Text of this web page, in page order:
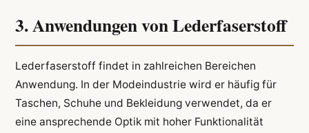
3. Anwendungen von Lederfaserstoff
Lederfaserstoff findet in zahlreichen Bereichen
Anwendung. In der Modeindustrie wird er häufig für
Taschen, Schuhe und Bekleidung verwendet, da er
eine ansprechende Optik mit hoher Funktionalität